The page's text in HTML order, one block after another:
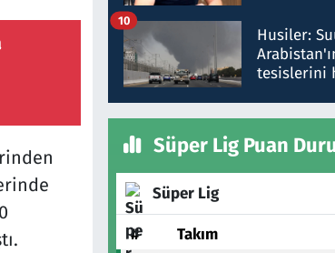
talimat
gönderdim
Husiler:
tesislerini
10
Süper Lig Puan
Süper Lig
# Takım